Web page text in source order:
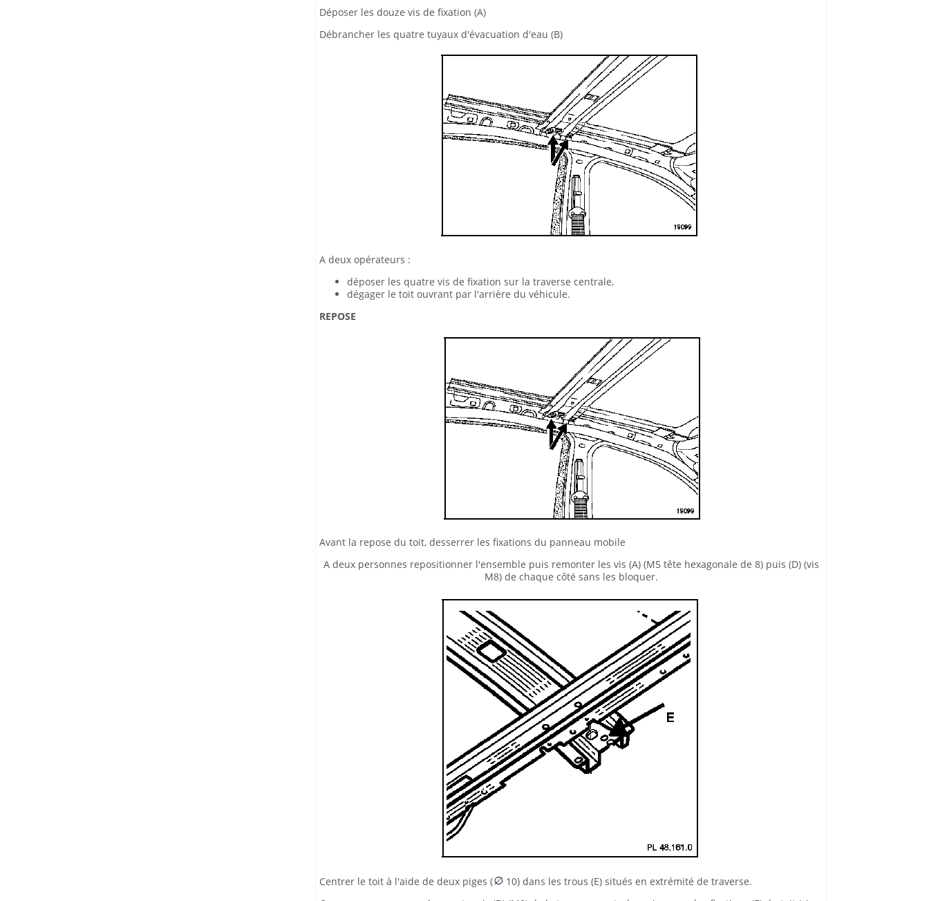
Déposer les douze vis de fixation (A)
Débrancher les quatre tuyaux d'évacuation d'eau (B)
A deux opérateurs :
déposer les quatre vis de fixation sur la traverse centrale,
dégager le toit ouvrant par l'arrière du véhicule.
REPOSE
Avant la repose du toit, desserrer les fixations du panneau mobile
A deux personnes repositionner l'ensemble puis remonter les vis (A) (M5 tête hexagonale de 8) puis (D) (vis
M8) de chaque côté sans les bloquer.
Centrer le toit à l'aide de deux piges (
10) dans les trous (E) situés en extrémité de traverse.